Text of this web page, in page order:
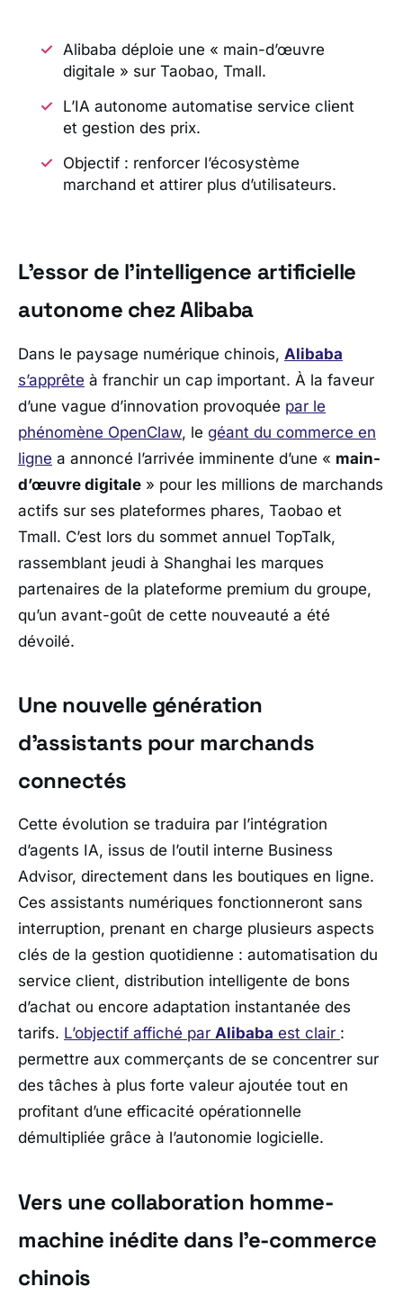
Alibaba déploie une « main-d’œuvre
digitale » sur Taobao, Tmall.
L’IA autonome automatise service client
et gestion des prix.
Objectif : renforcer l’écosystème
marchand et attirer plus d’utilisateurs.
L’essor de l’intelligence artificielle
autonome chez Alibaba
Dans le paysage numérique chinois, Alibaba
s’apprête à franchir un cap important. À la faveur
d’une vague d’innovation provoquée par le
phénomène OpenClaw, le géant du commerce en
ligne a annoncé l’arrivée imminente d’une « main-
d’œuvre digitale » pour les millions de marchands
actifs sur ses plateformes phares, Taobao et
Tmall. C’est lors du sommet annuel TopTalk,
rassemblant jeudi à Shanghai les marques
partenaires de la plateforme premium du groupe,
qu’un avant-goût de cette nouveauté a été
dévoilé.
Une nouvelle génération
d’assistants pour marchands
connectés
Cette évolution se traduira par l’intégration
d’agents IA, issus de l’outil interne Business
Advisor, directement dans les boutiques en ligne.
Ces assistants numériques fonctionneront sans
interruption, prenant en charge plusieurs aspects
clés de la gestion quotidienne : automatisation du
service client, distribution intelligente de bons
d’achat ou encore adaptation instantanée des
tarifs. L’objectif affiché par Alibaba est clair :
permettre aux commerçants de se concentrer sur
des tâches à plus forte valeur ajoutée tout en
profitant d’une efficacité opérationnelle
démultipliée grâce à l’autonomie logicielle.
Vers une collaboration homme-
machine inédite dans l’e-commerce
chinois